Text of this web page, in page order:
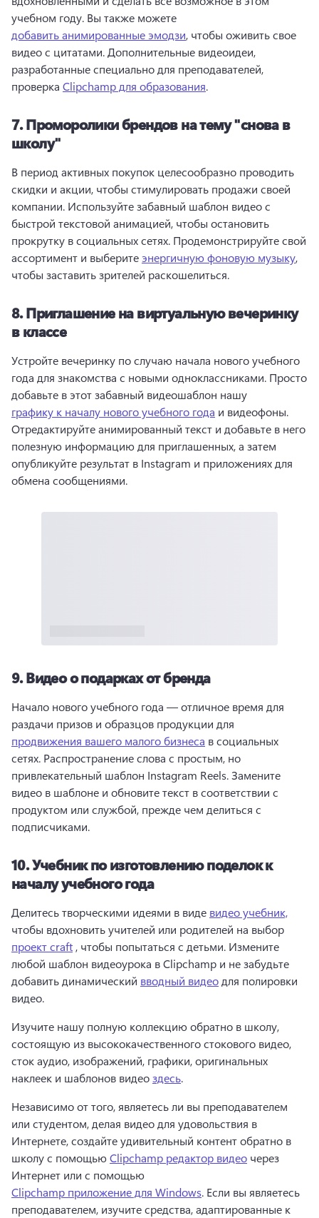
учебном году. Вы также можете
добавить анимированные эмодзи, чтобы оживить свое
видео с цитатами. Дополнительные видеоидеи,
разработанные специально для преподавателей,
проверка Clipchamp для образования.
7.Проморолики брендов на тему "снова в
школу"
В период активных покупок целесообразно проводить
скидки и акции, чтобы стимулировать продажи своей
компании. Используйте забавный шаблон видео с
быстрой текстовой анимацией, чтобы остановить
прокрутку в социальных сетях. Продемонстрируйте свой
ассортимент и выберите энергичную фоновую музыку,
чтобы заставить зрителей раскошелиться.
8.Приглашение на виртуальную вечеринку
в классе
Устройте вечеринку по случаю начала нового учебного
года для знакомства с новыми одноклассниками. Просто
добавьте в этот забавный видеошаблон нашу
графику к началу нового учебного года
Отредактируйте анимированный текст и добавьте в него
полезную информацию для приглашенных, а затем
опубликуйте результат в Instagram и приложениях для
обмена сообщениями.
9.Видео о подарках от бренда
Начало нового учебного года — отличное время для
раздачи призов и образцов продукции для
продвижения вашего малого бизнеса в социальных
сетях. Распространение слова с простым, но
привлекательный шаблон Instagram Reels. Замените
видео в шаблоне и обновите текст в соответствии с
продуктом или службой, прежде чем делиться с
подписчиками.
10.Учебник по изготовлению поделок к
началу учебного года
Делитесь творческими идеями в виде видео учебник,
чтобы вдохновить учителей или родителей на выбор
проект craft , чтобы попытаться с детьми. Измените
любой шаблон видеоурока в Clipchamp и не забудьте
добавить динамический вводный видео для полировки
видео.
Изучите нашу полную коллекцию обратно в школу,
состоящую из высококачественного стокового видео,
сток аудио, изображений, графики, оригинальных
наклеек и шаблонов видео здесь.
Независимо от того, являетесь ли вы преподавателем
или студентом, делая видео для удовольствия в
Интернете, создайте удивительный контент обратно в
школу с помощью Clipchamp редактор видео через
Интернет или с помощью
Clipchamp приложение для Windows. Если вы являетесь
преподавателем, изучите средства, адаптированные к